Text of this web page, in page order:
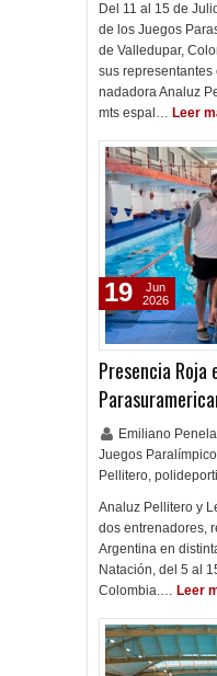
Del 11 al 15 de
de los Juegos
de Valledupar,
sus
nadadora Analuz
mts espal… Leer
Presencia Roja
Emiliano
Juegos
Pellitero,
Analuz Pellitero y
dos entrenadores,
Argentina en
Natación, del 5 al
Colombia.… Leer
19
Jun
2026